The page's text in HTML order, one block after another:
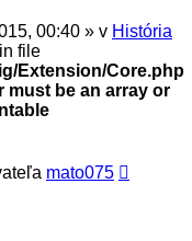
00:40 » v História
file
Extension/Core.php
must be an array or
mato075